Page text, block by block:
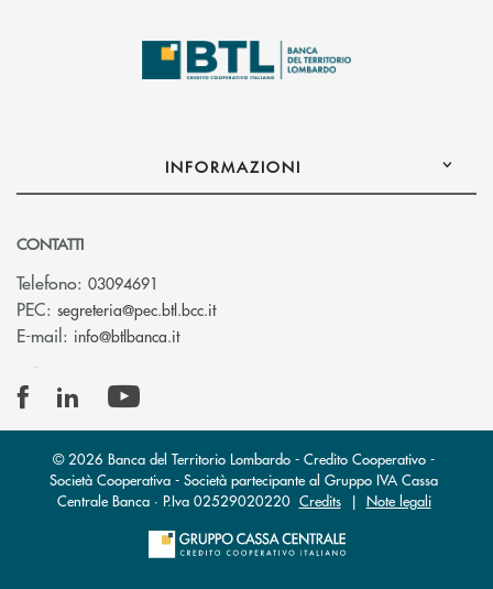
INFORMAZIONI
CONTATTI
Telefono: 03094691
PEC: segreteria@pec.btl.bcc.it(si apre l’app di posta elettronica)
E-mail: info@btlbanca.it(si apre l’app di posta elettronica)
© 2026 Banca del Territorio Lombardo - Credito Cooperativo -
Società Cooperativa - Società partecipante al Gruppo IVA Cassa
Centrale Banca · P.Iva 02529020220 Credits| Note legali